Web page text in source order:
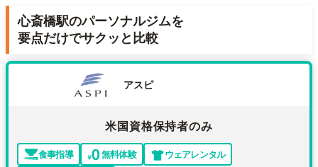
心斎橋駅のパーソナルジムを
要点だけでサクッと比較
アスピ
米国資格保持者のみ
食事指導 無料体験
ウェアレンタル